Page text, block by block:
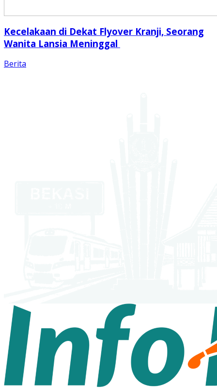
Kecelakaan di Dekat Flyover Kranji, Seorang
Wanita Lansia Meninggal
Berita